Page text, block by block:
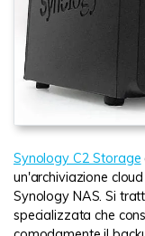
Synology C2 Storage
un'archiviazione
Synology NAS. Si
specializzata che